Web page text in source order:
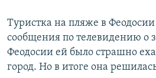
Туристка на пляже в Феодосии
сообщения по телевидению о
Феодосии ей было страшно
город. Но в итоге она